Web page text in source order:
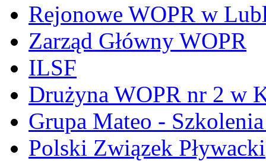
Rejonowe WOPR w
Zarząd Główny WOPR
ILSF
Drużyna WOPR nr 2 w
Grupa Mateo -
Polski Związek Pływacki